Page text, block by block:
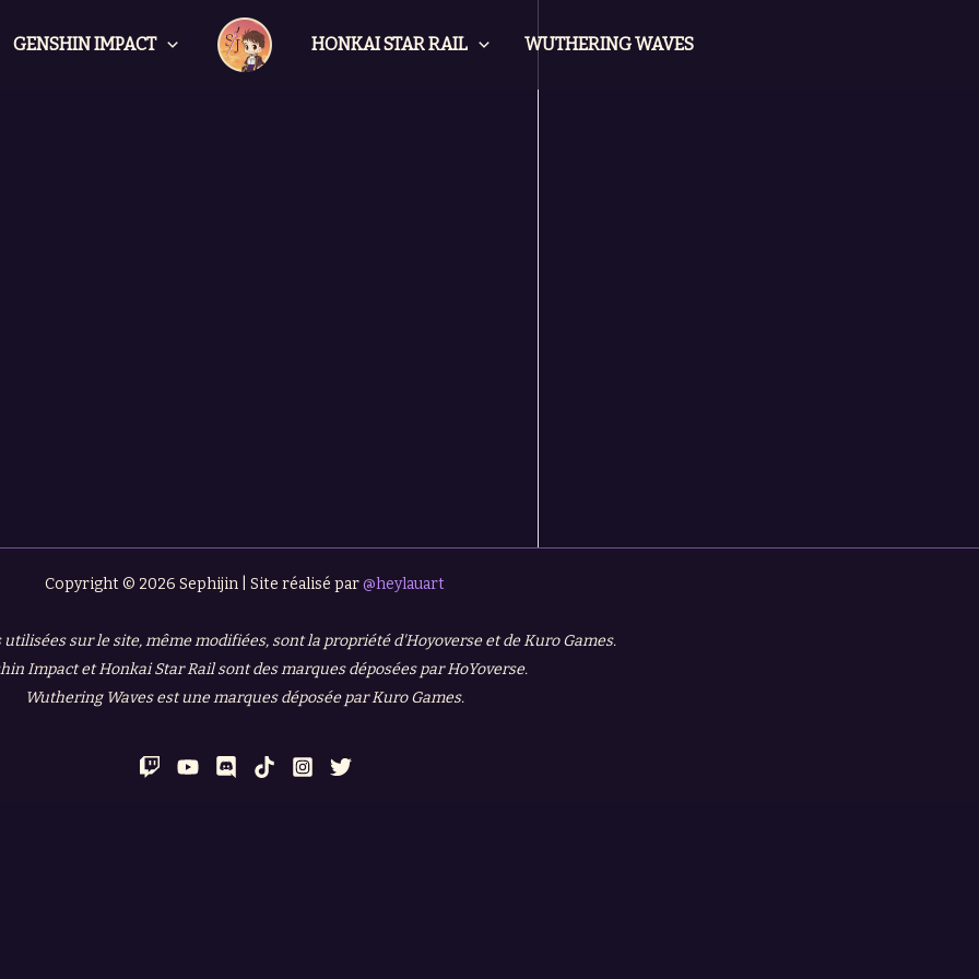
GENSHIN IMPACT HONKAI STAR RAIL WUTHERING WAVES
Copyright © 2026 Sephijin | Site réalisé par@heylauart
utilisées sur le site, même modifiées, sont la propriété d'Hoyoverse et de Kuro Games.
Impact et Honkai Star Rail sont des marques déposées par HoYoverse.
Wuthering Waves est une marques déposée par Kuro Games.